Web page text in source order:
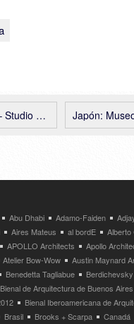
Japón: Museo
Moto
Abu Dhabi Adamo-Faiden
Aires Mateus al bordE
Alberto
APOLLO Architects
Apollo
Atelier Bow-Wow
Austin Maynard
Benedetta Tagliabue
Bienal de Arquitectura de Buenos Aires
Bienal Iberoamericana de
Brasil Brooks + Scarpa
Canadá